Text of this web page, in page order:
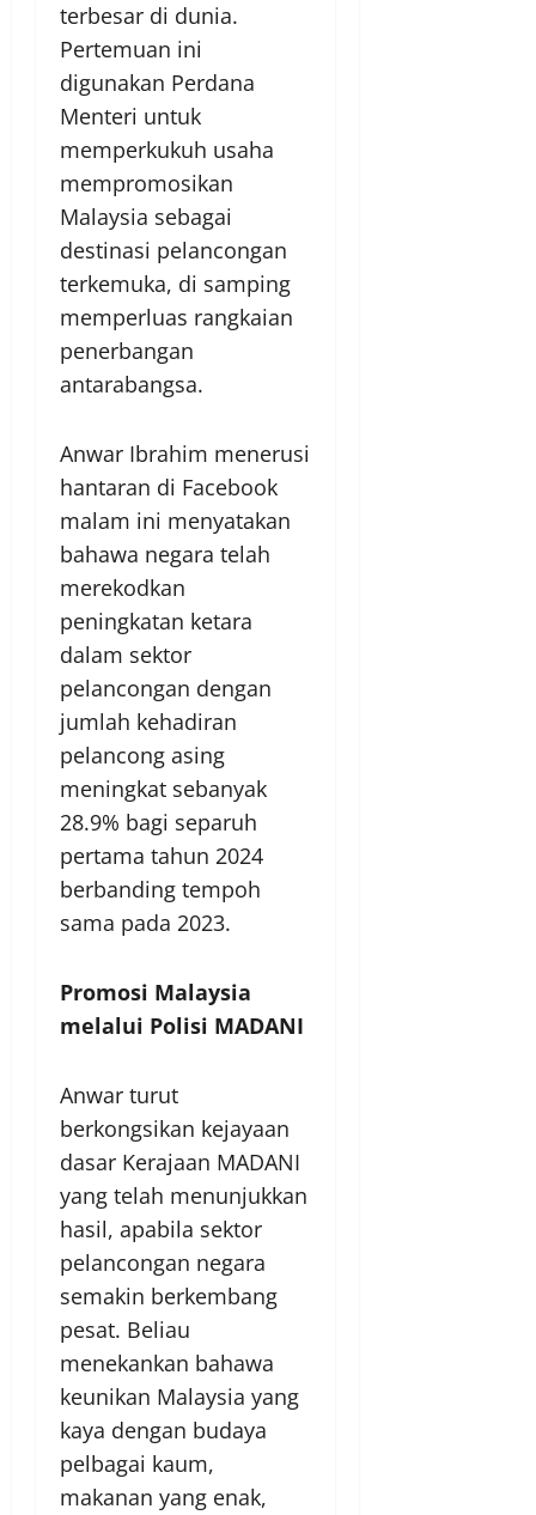
terbesar di dunia.
Pertemuan ini
digunakan Perdana
Menteri untuk
memperkukuh usaha
mempromosikan
Malaysia sebagai
destinasi pelancongan
terkemuka, di samping
memperluas rangkaian
penerbangan
antarabangsa.
Anwar Ibrahim menerusi
hantaran di Facebook
malam ini menyatakan
bahawa negara telah
merekodkan
peningkatan ketara
dalam sektor
pelancongan dengan
jumlah kehadiran
pelancong asing
meningkat sebanyak
28.9% bagi separuh
pertama tahun 2024
berbanding tempoh
sama pada 2023.
Promosi Malaysia
melalui Polisi MADANI
Anwar turut
berkongsikan kejayaan
dasar Kerajaan MADANI
yang telah menunjukkan
hasil, apabila sektor
pelancongan negara
semakin berkembang
pesat. Beliau
menekankan bahawa
keunikan Malaysia yang
kaya dengan budaya
pelbagai kaum,
makanan yang enak,